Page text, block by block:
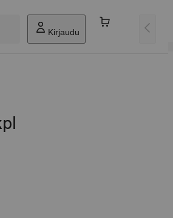
Kirjaudu